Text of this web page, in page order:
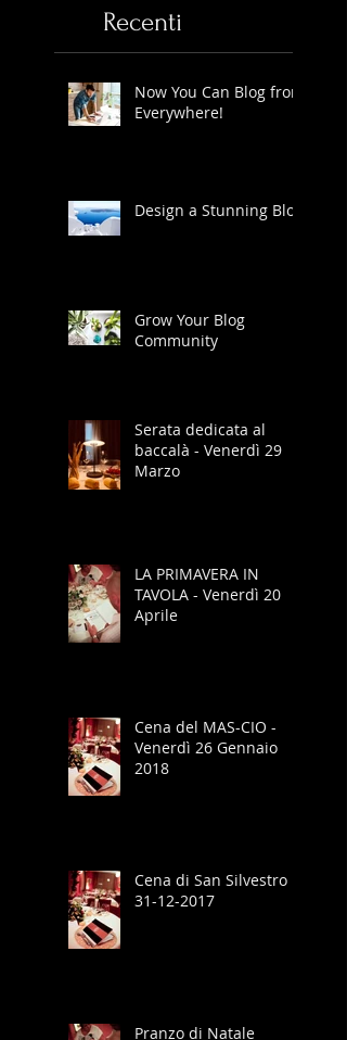
Recenti
Now You Can Blog from
Everywhere!
Design a Stunning Blog
Grow Your Blog
Community
Serata dedicata al
baccalà - Venerdì 29
Marzo
LA PRIMAVERA IN
TAVOLA - Venerdì 20
Aprile
Cena del MAS-CIO -
Venerdì 26 Gennaio
2018
Cena di San Silvestro
31-12-2017
Pranzo di Natale